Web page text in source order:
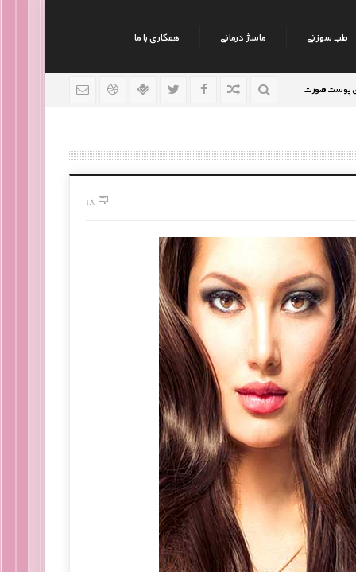
طب سوزنی ماساژ درمانی همکاری با ما
9 سال قبل نکات جالب روانشناسی رژیم افراد سوداوی
18